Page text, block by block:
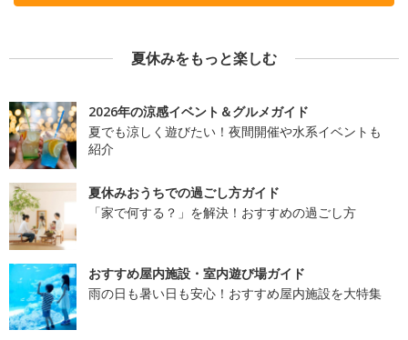
夏休みをもっと楽しむ
2026年の涼感イベント＆グルメガイド
夏でも涼しく遊びたい！夜間開催や水系イベントも
紹介
夏休みおうちでの過ごし方ガイド
「家で何する？」を解決！おすすめの過ごし方
おすすめ屋内施設・室内遊び場ガイド
雨の日も暑い日も安心！おすすめ屋内施設を大特集